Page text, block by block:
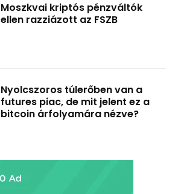
Moszkvai kriptós pénzváltók
ellen razziázott az FSZB
Nyolcszoros túlerőben van a
futures piac, de mit jelent ez a
bitcoin árfolyamára nézve?